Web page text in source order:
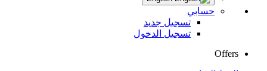
حسابي
تسجيل جديد
تسجيل الدخول
Offers